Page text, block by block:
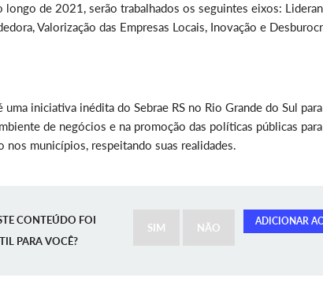
de 2021, serão trabalhados os seguintes eixos:
Valorização das Empresas Locais, Inovação e
iniciativa inédita do Sebrae RS no Rio Grande do Sul
de negócios e na promoção das políticas públicas
municípios, respeitando suas realidades.
ADICIONAR
CONTEÚDO FOI
PARA VOCÊ?
SIM NÃO